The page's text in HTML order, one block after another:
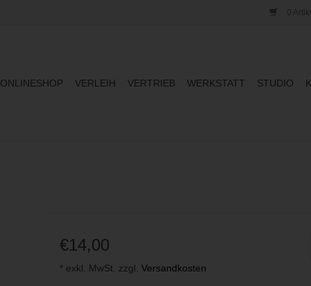
0
ONLINESHOP VERLEIH VERTRIEB WERKSTATT STUDIO
€14,00
* exkl. MwSt. zzgl. Versandkosten